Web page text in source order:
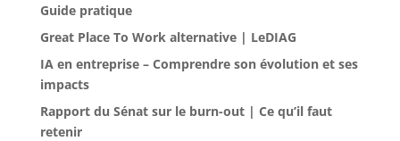
Guide pratique
Great Place To Work alternative | LeDIAG
IA en entreprise – Comprendre son évolution et ses
impacts
Rapport du Sénat sur le burn-out | Ce qu’il faut
retenir